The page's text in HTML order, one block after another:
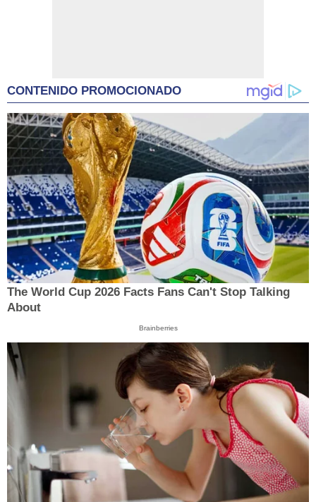
CONTENIDO PROMOCIONADO
The World Cup 2026 Facts Fans Can't Stop Talking
About
Brainberries